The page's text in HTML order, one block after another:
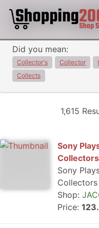
Did you mean:
Collector's Collector
Collects
1,615
Sony
Sony
Shop:
Price: